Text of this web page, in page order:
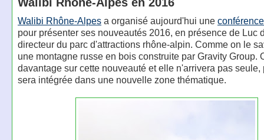
Walibi Rhône-Alpesa organisé aujourd'hui une
pour présenter ses nouveautés 2016, en présence de Luc
directeur du parc d'attractions rhône-alpin. Comme on le
une montagne russe en bois construite par Gravity Group.
davantage sur cette nouveauté et elle n'arrivera pas
sera intégrée dans une nouvelle zone thématique.